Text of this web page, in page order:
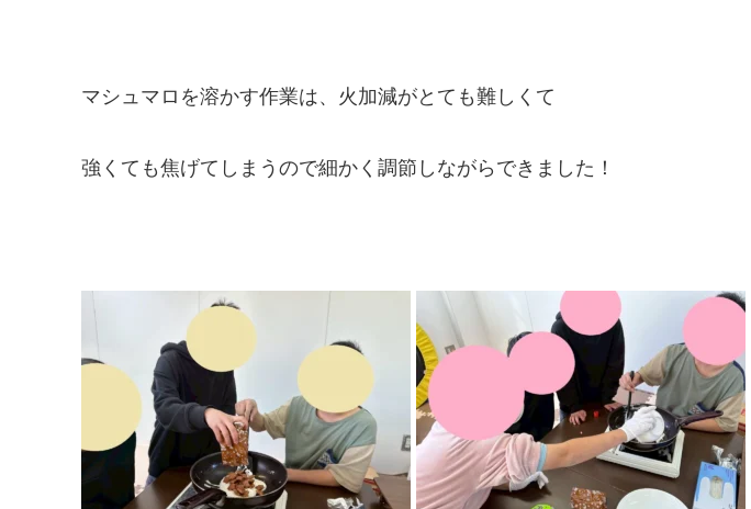
マシュマロを溶かす作業は、火加減がとても難しくて
強くても焦げてしまうので細かく調節しながらできました！